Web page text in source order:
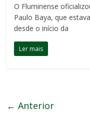
O Fluminense
Paulo Baya, que
desde o início da
Ler mais
← Anterior